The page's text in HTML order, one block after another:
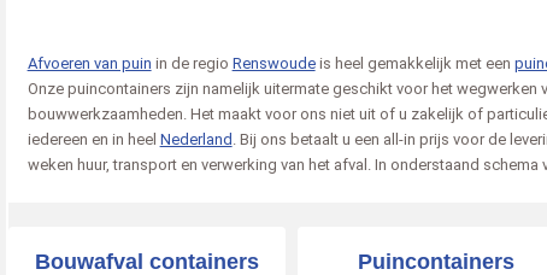
Afvoeren van puin in de regio Renswoudeis heel gemakkelijk met een
Onze puincontainers zijn namelijk uitermate geschikt voor het
bouwwerkzaamheden. Het maakt voor ons niet uit of u zakelijk of
iedereen en in heel Nederland . Bij ons betaalt u een all-in prijs voor de
weken huur, transport en verwerking van het afval. In onderstaand schema
Bouwafval containers Puincontainers
:
schipper
Afvalcontainerbestellen.nl
Peter